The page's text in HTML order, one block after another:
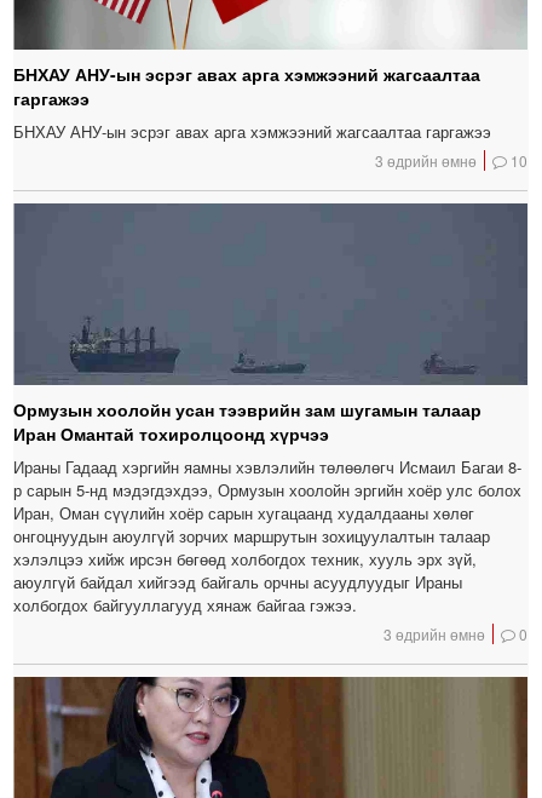
БНХАУ АНУ-ын эсрэг авах арга хэмжээний жагсаалтаа
гаргажээ
БНХАУ АНУ-ын эсрэг авах арга хэмжээний жагсаалтаа гаргажээ
3 өдрийн өмнө 10
Ормузын хоолойн усан тээврийн зам шугамын талаар
Иран Омантай тохиролцоонд хүрчээ
Ираны Гадаад хэргийн яамны хэвлэлийн төлөөлөгч Исмаил Багаи 8-
р сарын 5-нд мэдэгдэхдээ, Ормузын хоолойн эргийн хоёр улс болох
Иран, Оман сүүлийн хоёр сарын хугацаанд худалдааны хөлөг
онгоцнуудын аюулгүй зорчих маршрутын зохицуулалтын талаар
хэлэлцээ хийж ирсэн бөгөөд холбогдох техник, хууль эрх зүй,
аюулгүй байдал хийгээд байгаль орчны асуудлуудыг Ираны
холбогдох байгууллагууд хянаж байгаа гэжээ.
3 өдрийн өмнө 0